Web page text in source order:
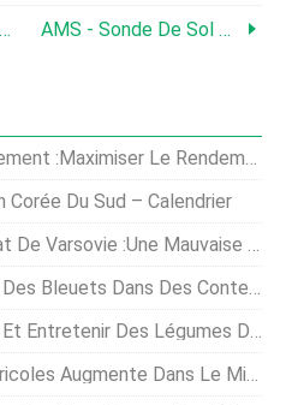
Vector PowerDrive - Modèle 1+ - Pilote De Poteau De Clôture AMS - Sonde De Sol Régulière À Embout Remplaçable
Le Rendement Du Jardin
Corée Du Sud – Calendrier
:une Mauvaise Nouvelle Pour L'agriculture
Bleuets Dans Des Conteneurs
Des Légumes De Style Asiatique
Le Midwest Pour La Première Fois Depuis 2014